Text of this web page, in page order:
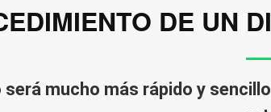
DE UN
mucho más rápido y